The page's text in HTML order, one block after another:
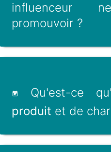
influenceur
promouvoir ?
Qu'est-ce
produit et de